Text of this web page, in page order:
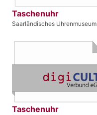
Taschenuhr
Saarländisches Uhrenmuseum
Taschenuhr